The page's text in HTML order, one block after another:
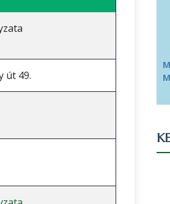
út 49.